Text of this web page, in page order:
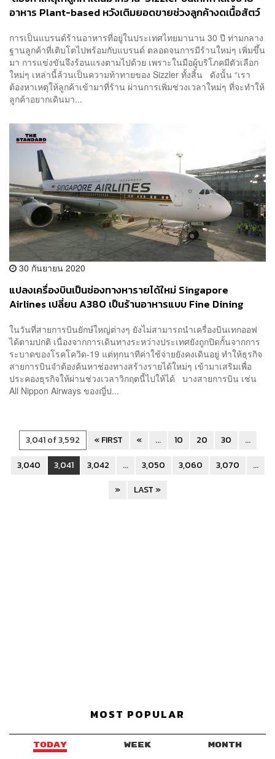
อาหาร Plant-based หวังเติมยอดขายช่วงลูกค้างดเนื้อสัตว์
การเป็นแบรนด์ร้านอาหารที่อยู่ในประเทศไทยมานาน 30 ปี ท่ามกลาง
ฐานลูกค้าที่เติบโตไปพร้อมกับแบรนด์ ตลอดจนการมีร้านใหม่ๆ เพิ่มขึ้น
มา การแข่งขันจึงร้อนแรงตามไปด้วย เพราะในมือผู้บริโภคมีตัวเลือก
ใหม่ๆ เหล่านี้ล้วนเป็นความท้าทายของ Sizzler ทั้งสิ้น ดังนั้น “เรา
ต้องหาเหตุให้ลูกค้าเข้ามาที่ร้าน ผ่านการเพิ่มช่วงเวลาใหม่ๆ ที่จะทำให้
ลูกค้าอยากเดินมา...
30 กันยายน 2020
แปลงเครื่องบินเป็นช่องทางหารายได้ใหม่ Singapore
Airlines เปลี่ยน A380 เป็นร้านอาหารแบบ Fine Dining
ในวันที่สายการบินยักษ์ใหญ่ต่างๆ ยังไม่สามารถนำเครื่องบินเทกออฟ
ได้ตามปกติ เนื่องจากการเดินทางระหว่างประเทศยังถูกปิดกั้นจากการ
ระบาดของโรคโควิด-19 แต่ทุกนาทีค่าใช้จ่ายยังคงเดินอยู่ ทำให้ธุรกิจ
สายการบินจำต้องค้นหาช่องทางสร้างรายได้ใหม่ๆ เข้ามาเสริมเพื่อ
ประคองธุรกิจให้ผ่านช่วงเวลาวิกฤตนี้ไปให้ได้ บางสายการบิน เช่น
All Nippon Airways ของญี่ป...
3,041 of 3,592 « FIRST « ... 10 20 30
...
3,040
3,041 3,042 ... 3,050 3,060 3,070
...
»
LAST »
MOST POPULAR
TODAY WEEK MONTH